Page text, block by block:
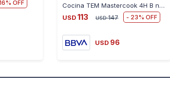
Cocina TEM Mastercook 4H B negro grafito
USD 113 USD 147 23
USD 96